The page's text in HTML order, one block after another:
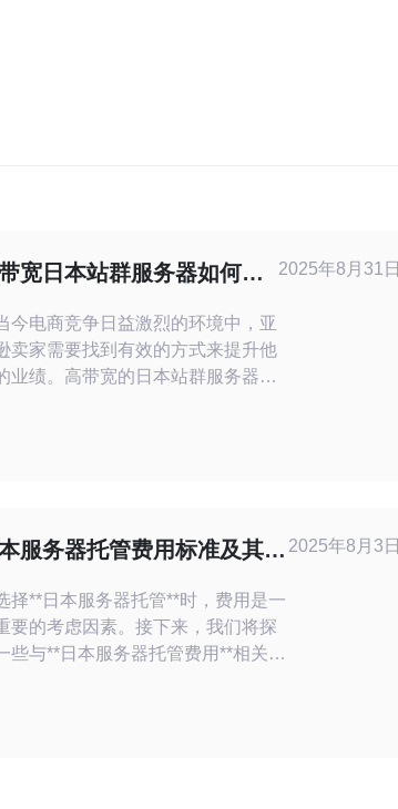
宽日本站群服务器如何提
今电商竞争日益激烈的环境中，亚
卖家需要找到有效的方式来提升他
业绩。高带宽的日本站群服务器为
高网络带宽和低延迟的特点。这种
器能够承载大量的流量，同时保证
2025年8月31日
服务器托管费用标准及其影
择**日本服务器托管**时，费用是一
要的考虑因素。接下来，我们将探
些与**日本服务器托管费用**相关的
2025年8月3日